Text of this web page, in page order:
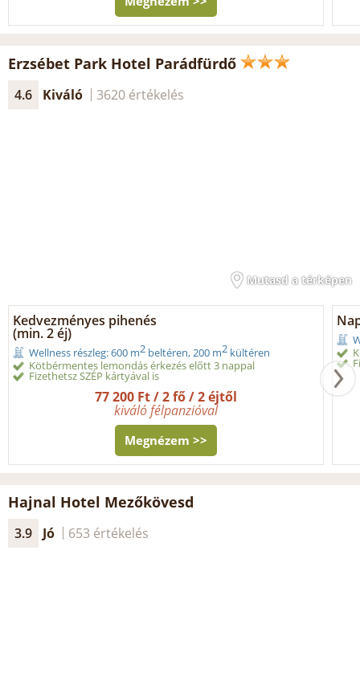
Erzsébet Park Hotel Parádfürdő
4.6 Kiváló 3620 értékelés
Mutasd a térképen
Kedvezményes pihenés
(min. 2 éj)
Wellness részleg: 600 m2 beltéren, 200 m2 kültéren
Kötbérmentes lemondás érkezés előtt 3 nappal
Fizethetsz SZÉP kártyával is
77 200 Ft / 2 fő / 2 éjtől
kiváló félpanzióval
Megnézem >>
Hajnal Hotel Mezőkövesd
3.9 Jó 653 értékelés